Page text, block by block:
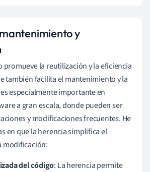
y
promueve la reutilización y la eficiencia
también facilita el mantenimiento y la
especialmente importante en
a gran escala, donde pueden ser
y modificaciones frecuentes. He
en que la herencia simplifica el
modificación:
del código: La herencia permite